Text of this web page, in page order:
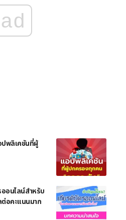
ad
ปพลิเคชันที่ผู้
อนไลน์สำหรับ
อคะแนนมาก